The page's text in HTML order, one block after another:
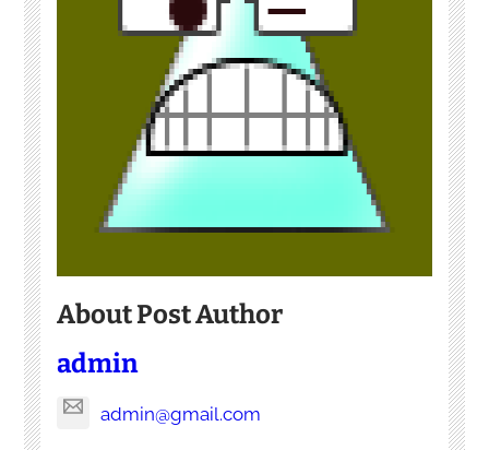
About Post Author
admin
admin@gmail.com